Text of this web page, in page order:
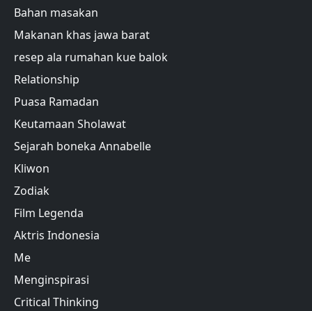
Bahan masakan
Makanan khas jawa barat
resep ala rumahan kue balok
Relationship
Puasa Ramadan
Keutamaan Sholawat
Sejarah boneka Annabelle
Kliwon
Zodiak
Film Legenda
Aktris Indonesia
Me
Menginspirasi
Critical Thinking